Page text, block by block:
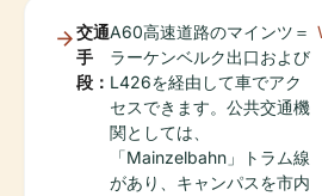
交通
手
段：
A60高速道路のマインツ＝
ラーケンベルク出口および
L426を経由して車でアク
セスできます。公共交通機
関としては、
「Mainzelbahn」トラム線
があり、キャンパスを市内